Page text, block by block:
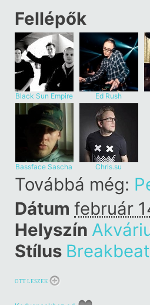
Fellépők
Black Sun Empire Ed Rush
Bassface Sascha Chris.su
Továbbá még:
Dátum február
Helyszín
Stílus Breakbeat
OTT LESZEK